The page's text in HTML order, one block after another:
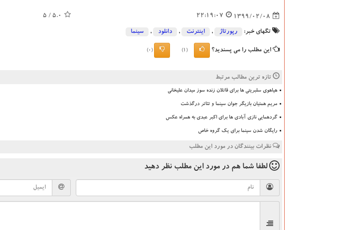
1399/02/08
22:19:07
5.0
/ 5
تگهای خبر: رپورتاژ , اینترنت , دانلود , سینما
این مطلب را می پسندید؟ (1)
(0)
تازه ترین مطالب مرتبط
هیاهوی سلبریتی ها برای قاتلان زنده سوز میدان علیخانی
مریم همتیان بازیگر جوان سینما و تئاتر درگذشت
گردهمایی نازی آبادی ها برای اکبر عبدی به همراه عکس
رایگان شدن سینما برای یک گروه خاص
نظرات بینندگان در مورد این مطلب
لطفا شما هم در مورد این مطلب نظر دهید